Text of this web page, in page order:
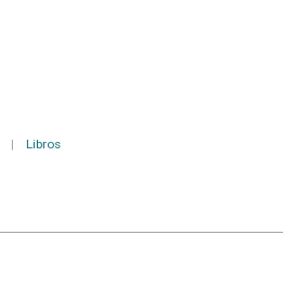
| Libros